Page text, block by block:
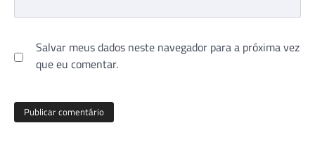
Salvar meus dados neste navegador para a próxima vez
que eu comentar.